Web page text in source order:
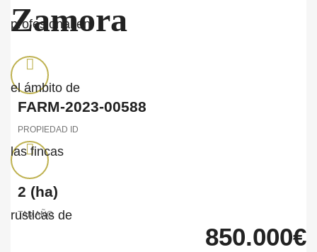
Zamora
FARM-2023-00588
PROPIEDAD ID
2 (ha)
TAMAÑO
850.000€